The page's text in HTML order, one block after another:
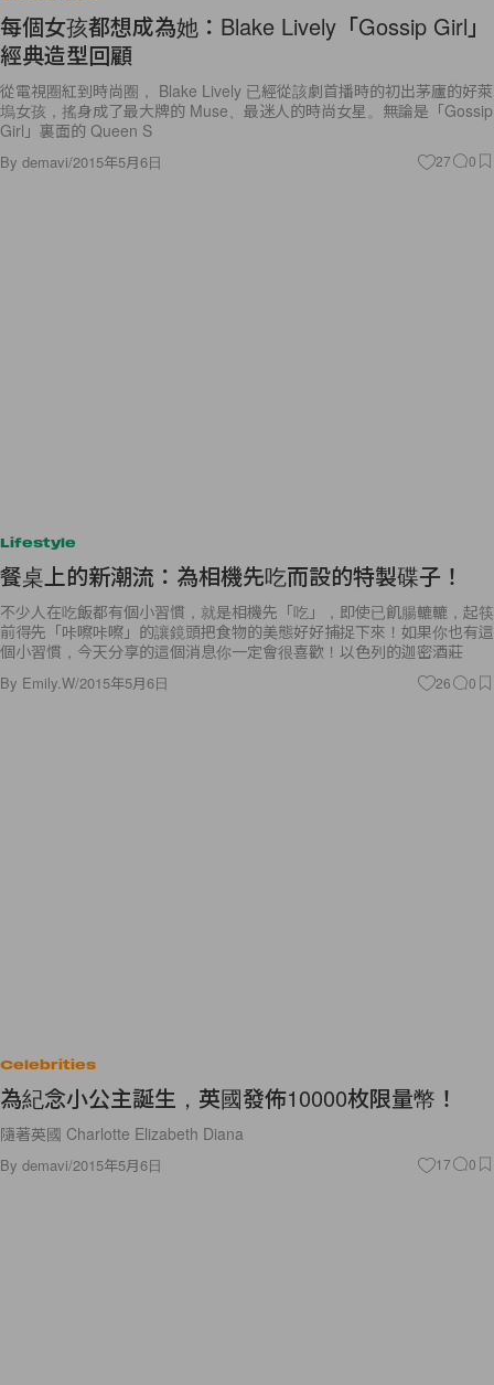
每個女孩都想成為她：Blake Lively「Gossip Girl」
經典造型回顧
從電視圈紅到時尚圈， Blake Lively 已經從該劇首播時的初出茅廬的好萊
塢女孩，搖身成了最大牌的 Muse、最迷人的時尚女星。無論是「Gossip
Girl」裏面的 Queen S
By demavi/2015年5月6日 27 0
Lifestyle
餐桌上的新潮流：為相機先吃而設的特製碟子！
不少人在吃飯都有個小習慣，就是相機先「吃」，即使已飢腸轆轆，起筷
前得先「咔嚓咔嚓」的讓鏡頭把食物的美態好好捕捉下來！如果你也有這
個小習慣，今天分享的這個消息你一定會很喜歡！以色列的迦密酒莊
By Emily.W/2015年5月6日 26 0
Celebrities
為紀念小公主誕生，英國發佈10000枚限量幣！
隨著英國 Charlotte Elizabeth Diana
By demavi/2015年5月6日 17 0